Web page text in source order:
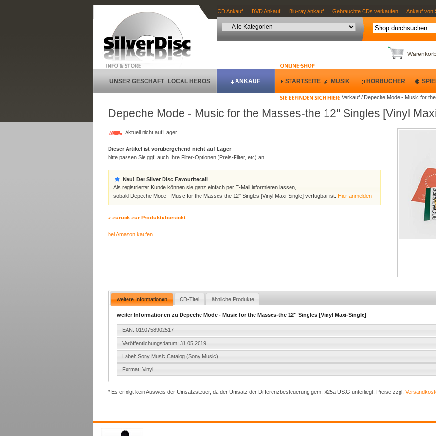
CD Ankauf DVD Ankauf Blu-ray Ankauf Gebrauchte CDs verkaufen Ankauf von
Warenkorb
Verkauf / Depeche Mode - Music for
UNSER GESCHÄFT LOCAL HEROS ANKAUF STARTSEITE MUSIK HÖRBÜCHER
Depeche Mode - Music for the Masses-the 12'' Singles [Vinyl
Aktuell nicht auf Lager
Dieser Artikel ist vorübergehend nicht auf Lager
bitte passen Sie ggf. auch Ihre Filter-Optionen (Preis-Filter, etc) an.
Neu! Der Silver Disc Favouritecall
Als registrierter Kunde können sie ganz einfach per E-Mail informieren lassen,
sobald Depeche Mode - Music for the Masses-the 12'' Singles [Vinyl Maxi-Single] verfügbar ist. Hier anmelden
» zurück zur Produktübersicht
bei Amazon kaufen
weitere Informationen CD-Titel ähnliche Produkte
weiter Informationen zu Depeche Mode - Music for the Masses-the 12'' Singles [Vinyl Maxi-Single]
EAN: 0190758902517
Veröffentlichungsdatum: 31.05.2019
Label: Sony Music Catalog (Sony Music)
Format: Vinyl
* Es erfolgt kein Ausweis der Umsatzsteuer, da der Umsatz der Differenzbesteuerung gem. §25a UStG unterliegt. Preise zzgl.